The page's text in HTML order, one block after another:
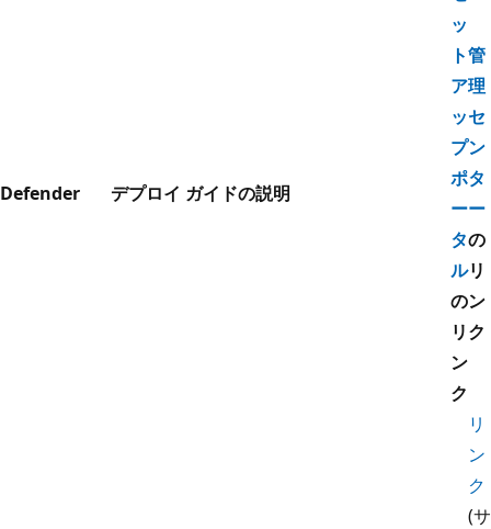
Defender デプロイ ガイドの説明
ッ
ト
ア
ッ
プ
ポ
ー
タ
ル
の
リ
ン
ク
管
理
セ
ン
タ
ー
の
リ
ン
ク
リ
ン
ク
(サ